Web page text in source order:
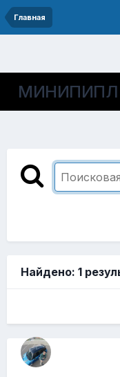
Главная
МИНИПИПЛ
Найдено: 1